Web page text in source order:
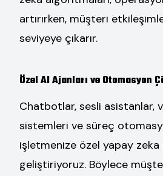
artırırken, müşteri
seviyeye çıkarır.
Özel AI Ajanları ve Otomasyon
Chatbotlar, sesli asistanlar,
sistemleri ve süreç
işletmenize özel yapay zeka
geliştiriyoruz. Böylece